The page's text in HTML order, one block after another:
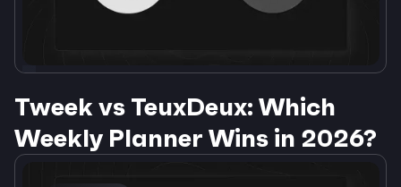
Tweek vs TeuxDeux: Which
Weekly Planner Wins in 2026?